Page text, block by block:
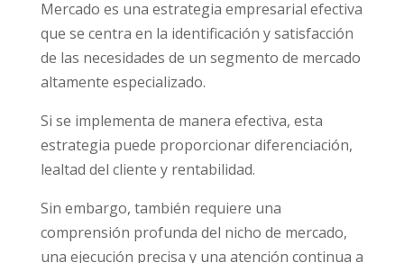
Mercado es una estrategia empresarial efectiva
que se centra en la identificación y satisfacción
de las necesidades de un segmento de mercado
altamente especializado.
Si se implementa de manera efectiva, esta
estrategia puede proporcionar diferenciación,
lealtad del cliente y rentabilidad.
Sin embargo, también requiere una
comprensión profunda del nicho de mercado,
una ejecución precisa y una atención continua a